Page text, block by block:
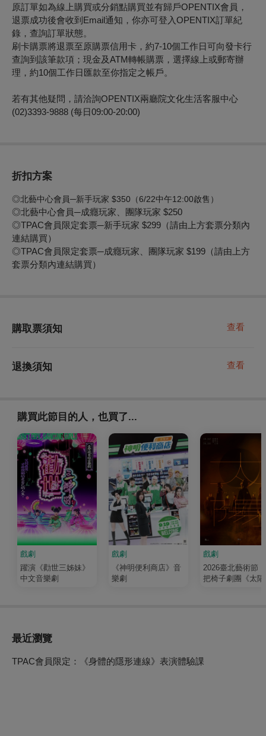
原訂單如為線上購買或分銷點購買並有歸戶OPENTIX會員，
退票成功後會收到Email通知，你亦可登入OPENTIX訂單紀
錄，查詢訂單狀態。
刷卡購票將退票至原購票信用卡，約7-10個工作日可向發卡行
查詢到該筆款項；現金及ATM轉帳購票，選擇線上或郵寄辦
理，約10個工作日匯款至你指定之帳戶。
若有其他疑問，請洽詢OPENTIX兩廳院文化生活客服中心
(02)3393-9888 (每日09:00-20:00)
折扣方案
◎北藝中心會員─新手玩家 $350（6/22中午12:00啟售）
◎北藝中心會員─成癮玩家、團隊玩家 $250
◎TPAC會員限定套票─新手玩家 $299（請由上方套票分類內
連結購買）
◎TPAC會員限定套票─成癮玩家、團隊玩家 $199（請由上方
套票分類內連結購買）
購取票須知 查看
退換須知 查看
購買此節目的人，也買了...
戲劇
躍演《勸世三姊妹》
中文音樂劇
戲劇
《神明便利商店》音
樂劇
戲劇
2026臺北藝術節
把椅子劇團《太陽
最近瀏覽
TPAC會員限定：《身體的隱形連線》表演體驗課